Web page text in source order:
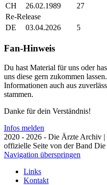
CH
26.02.1989 27
Re-Release
DE
03.04.2026 5
Fan-Hinweis
Du hast Material für uns oder
uns diese gern zukommen
Informationen auch aus
stammen.
Danke für dein Verständnis!
Infos melden
2020 - 2026 - Die Ärzte Archiv |
offizielle Seite von der Band
Navigation überspringen
Links
Kontakt